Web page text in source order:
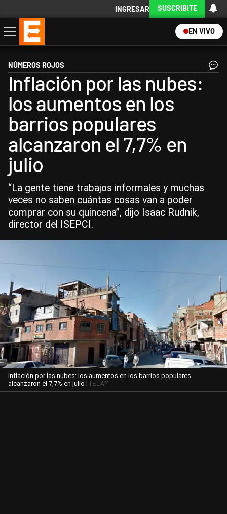
INGRESAR SUSCRIBITE
EN VIVO
Economía
Política
Internacional
Actualidad
Descargá la App
NÚMEROS ROJOS
Inflación por las nubes:
los aumentos en los
barrios populares
alcanzaron el 7,7% en
julio
“La gente tiene trabajos informales y muchas
veces no saben cuántas cosas van a poder
comprar con su quincena”, dijo Isaac Rudnik,
director del ISEPCI.
Inflación por las nubes: los aumentos en los barrios populares
alcanzaron el 7,7% en julio | TELAM